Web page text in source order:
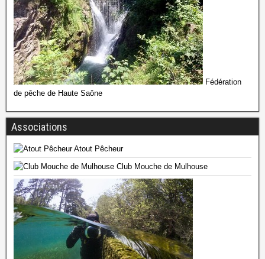
Fédération
de pêche de Haute Saône
Associations
Atout Pêcheur
Club Mouche de Mulhouse